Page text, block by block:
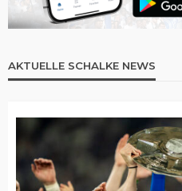
AKTUELLE SCHALKE NEWS